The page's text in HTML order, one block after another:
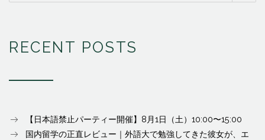
RECENT POSTS
【日本語禁止パーティー開催】8月1日（土）10:00〜15:00
国内留学の正直レビュー｜外語大で勉強してきた彼女が、エ